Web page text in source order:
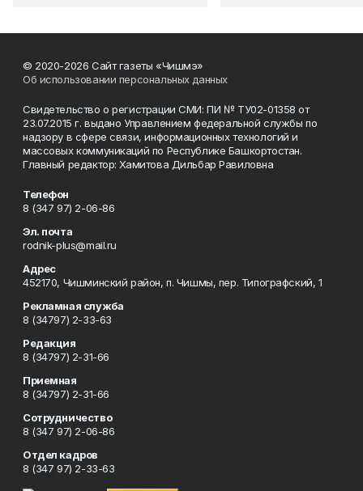
© 2020-2026 Сайт газеты «Чишмэ»
Об использовании персональных данных
Свидетельство о регистрации СМИ: ПИ № ТУ02-01358 от
23.07.2015 г. выдано Управлением федеральной службы по
надзору в сфере связи, информационных технологий и
массовых коммуникаций по Республике Башкортостан.
Главный редактор: Хамитова Дильбар Равиловна
Телефон
8 (347 97) 2-06-86
Эл. почта
rodnik-plus@mail.ru
Адрес
452170, Чишминский район, п. Чишмы, пер. Типографский, 1
Рекламная служба
8 (34797) 2-33-63
Редакция
8 (34797) 2-31-66
Приемная
8 (34797) 2-31-66
Сотрудничество
8 (347 97) 2-06-86
Отдел кадров
8 (347 97) 2-33-63